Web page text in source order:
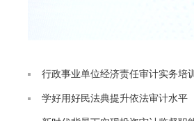
行政事业单位经济责任审计实务培
学好用好民法典提升依法审计水平